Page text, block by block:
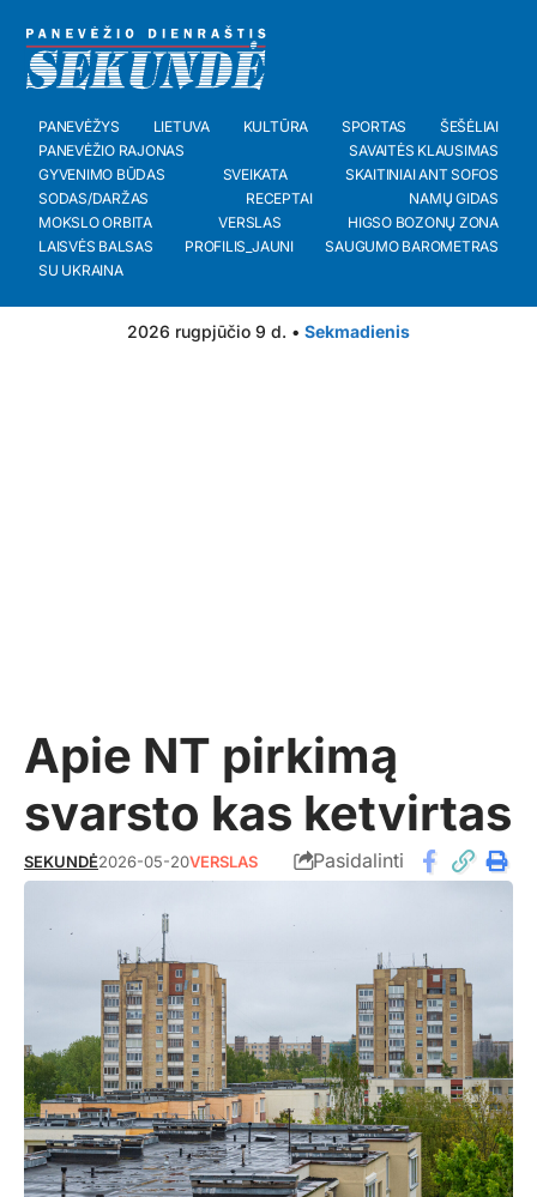
PANEVĖŽYS LIETUVA KULTŪRA SPORTAS
ŠEŠĖLIAI
PANEVĖŽIO RAJONAS
SAVAITĖS KLAUSIMAS
GYVENIMO BŪDAS
SVEIKATA
SKAITINIAI ANT SOFOS
SODAS/DARŽAS
RECEPTAI
NAMŲ GIDAS
MOKSLO ORBITA
VERSLAS
HIGSO BOZONŲ ZONA
LAISVĖS BALSAS
PROFILIS_JAUNI
SAUGUMO BAROMETRAS
SU UKRAINA
2026 rugpjūčio 9 d. • Sekmadienis
Apie NT pirkimą
svarsto kas ketvirtas
SEKUNDĖ2026-05-20VERSLAS Pasidalinti